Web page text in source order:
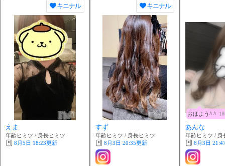
キニナル
えま
年齢ヒミツ / 身長ヒミツ
8月5日 18:23更新
キニナル
すず
年齢ヒミツ / 身長ヒミツ
8月3日 20:35更新
おはよう^ ^ 1
あんな
年齢ヒミツ / 身
8月3日